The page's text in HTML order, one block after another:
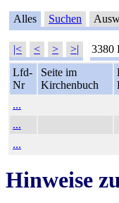
Alles Suchen
|< < > >| 3380
Lfd-
Nr
Seite im
Kirchenbuch
...
...
...
Hinweise